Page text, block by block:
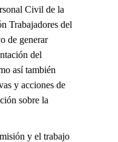
Civil de la
Trabajadores del
de generar
del
así también
y acciones de
sobre la
y el trabajo